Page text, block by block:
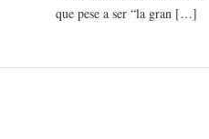
que pese a ser “la gran […]